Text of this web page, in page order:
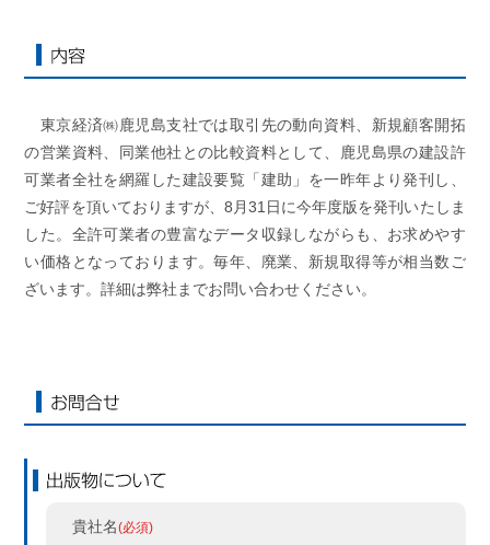
東京経済㈱鹿児島支社では取引先の動向資料、新規顧客開拓
の営業資料、同業他社との比較資料として、鹿児島県の建設許
可業者全社を網羅した建設要覧「建助」を一昨年より発刊し、
ご好評を頂いておりますが、8月31日に今年度版を発刊いたしま
した。全許可業者の豊富なデータ収録しながらも、お求めやす
い価格となっております。毎年、廃業、新規取得等が相当数ご
ざいます。詳細は弊社までお問い合わせください。
貴社名(必須)